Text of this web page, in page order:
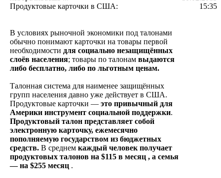
Продуктовые карточки в США:
В условиях рыночной экономики под талонами
обычно понимают карточки на товары первой
необходимости для социально незащищённых
слоёв населения; товары по талонам выдаются
либо бесплатно, либо по льготным ценам.
Талонная система для наименее защищённых
групп населения давно уже действует в США.
Продуктовые карточки — это привычный для
Америки инструмент социальной поддержки.
Продуктовый талон представляет собой
электронную карточку, ежемесячно
пополняемую государством из бюджетных
средств. В среднем каждый человек получает
продуктовых талонов на $115 в месяц , а семья
— на $255 месяц .
15:35